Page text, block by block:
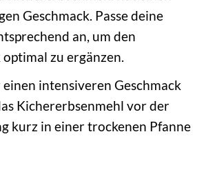
Geschmack. Passe deine
an, um den
optimal zu ergänzen.
einen intensiveren Geschmack
Kichererbsenmehl vor der
kurz in einer trockenen Pfanne